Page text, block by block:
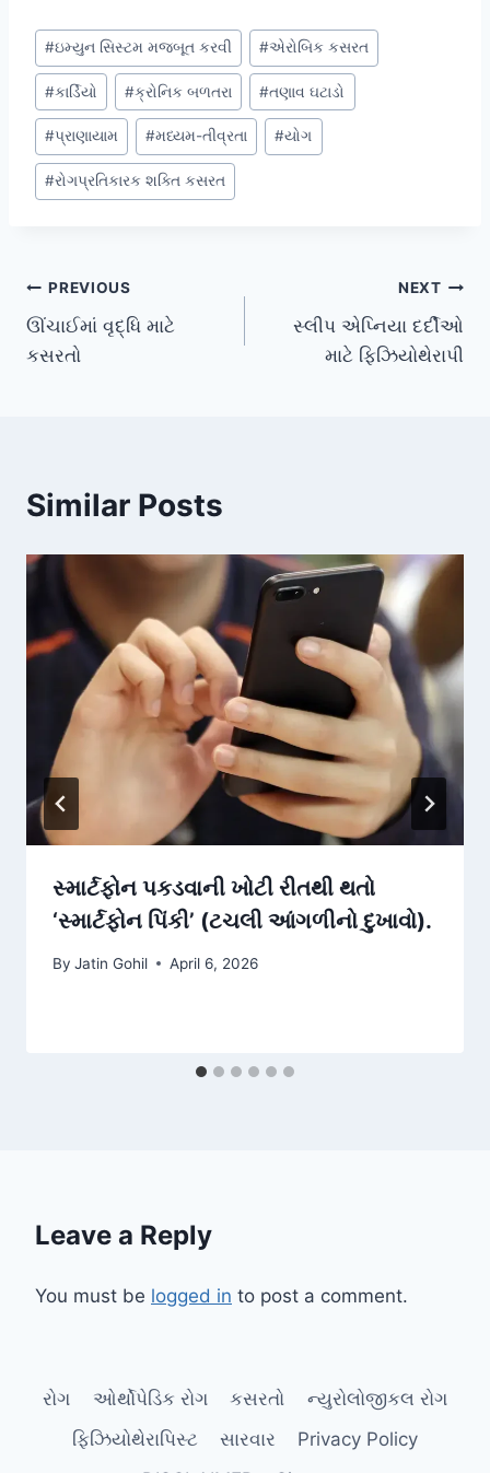
Post
Tags:
#ઇમ્યુન સિસ્ટમ મજબૂત કરવી #એરોબિક કસરત
#કાર્ડિયો #ક્રોનિક બળતરા #તણાવ ઘટાડો
#પ્રાણાયામ #મધ્યમ-તીવ્રતા #યોગ
#રોગપ્રતિકારક શક્તિ કસરત
Post
navigation
PREVIOUS
ઊંચાઈમાં વૃદ્ધિ માટે
કસરતો
NEXT
સ્લીપ એપ્નિયા દર્દીઓ
માટે ફિઝિયોથેરાપી
Similar Posts
સ્માર્ટફોન પકડવાની ખોટી રીતથી થતો
‘સ્માર્ટફોન પિંકી’ (ટચલી આંગળીનો દુખાવો).
By Jatin Gohil April 6, 2026
Leave a Reply
You must be logged in to post a comment.
રોગ ઓર્થોપેડિક રોગ કસરતો
ન્યુરોલોજીકલ રોગ
ફિઝિયોથેરાપિસ્ટ
સારવાર
Privacy Policy